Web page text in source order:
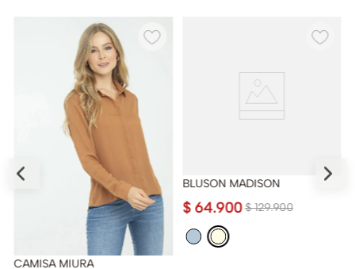
CAMISA MIURA
BLUSON MADISON
$ 129.900
$ 64.900